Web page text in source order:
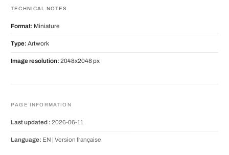
TECHNICAL NOTES
Format: Miniature
Type: Artwork
Image resolution: 2048x2048 px
PAGE INFORMATION
Last updated : 2026-06-11
Language: EN | Version française